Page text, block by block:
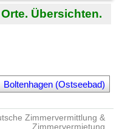
Übersichten.
Boltenhagen (Ostseebad)
Zimmervermittlung &
Zimmervermietung